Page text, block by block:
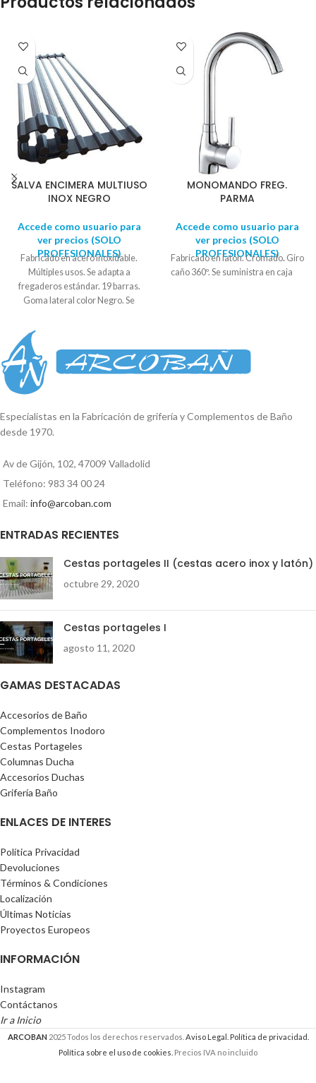
SALVA ENCIMERA MULTIUSO
INOX NEGRO
Accede como usuario para
ver precios (SOLO
PROFESIONALES)
Fabricado en acero inoxidable.
Múltiples usos. Se adapta a
fregaderos estándar. 19 barras.
Goma lateral color Negro. Se
Medidas: Ancho: 48 cm Alto: 35 cm
MONOMANDO FREG.
PARMA
Accede como usuario para
ver precios (SOLO
PROFESIONALES)
Fabricado en latón. Cromado.Giro
caño 360º. Se suministra en caja
Especialistas en la Fabricación de grifería y Complementos de Baño
desde 1970.
Av de Gijón, 102, 47009 Valladolid
Teléfono: 983 34 00 24
Email: info@arcoban.com
ENTRADAS RECIENTES
Cestas portageles II (cestas acero inox y latón)
octubre 29, 2020
Cestas portageles I
agosto 11, 2020
GAMAS DESTACADAS
Accesorios de Baño
Complementos Inodoro
Cestas Portageles
Columnas Ducha
Accesorios Duchas
Grifería Baño
ENLACES DE INTERES
Política Privacidad
Devoluciones
Términos & Condiciones
Localización
Últimas Noticias
Proyectos Europeos
INFORMACIÓN
Instagram
Contáctanos
Ir a Inicio
ARCOBAN 2025 Todos los derechos reservados. Aviso Legal.
Política de privacidad.
Política sobre el uso de cookies. Precios IVA no incluido